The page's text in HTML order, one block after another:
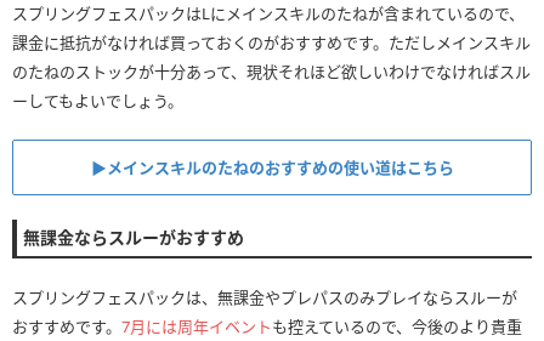
スプリングフェスパックはLにメインスキルのたねが含まれているので、
課金に抵抗がなければ買っておくのがおすすめです。ただしメインスキル
のたねのストックが十分あって、現状それほど欲しいわけでなければスル
ーしてもよいでしょう。
▶︎メインスキルのたねのおすすめの使い道はこちら
無課金ならスルーがおすすめ
スプリングフェスパックは、無課金やプレパスのみプレイならスルーが
おすすめです。 7月には周年イベントも控えているので、今後のより貴重